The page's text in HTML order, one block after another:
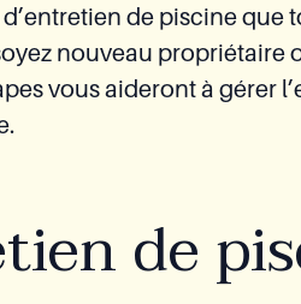
de piscine que
nouveau propriétaire
vous aideront à gérer
de